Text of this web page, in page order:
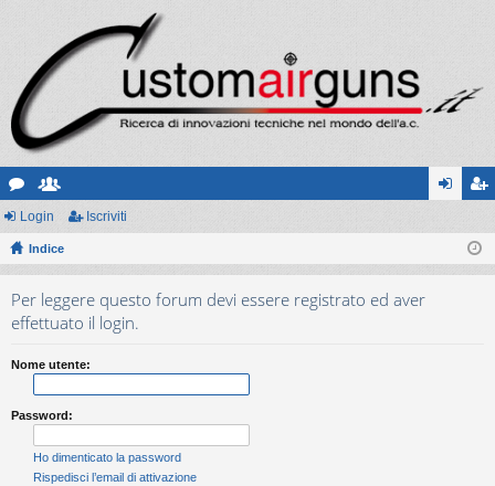
or
u
sc
ritt riv
Login Iscriviti
Indice
Per leggere questo forum devi essere registrato ed aver
effettuato il login.
Nome utente:
Password:
Ho dimenticato la password
Rispedisci l’email di attivazione